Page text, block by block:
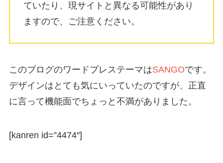
ていたり、現サイトと異なる可能性があり
ますので、ご注意ください。
このブログのワードプレステーマはSANGOです。
デザインはとても気にいっていたのですが、正直
に言って機能面でちょっと不満がありました。
[kanren id=”4474″]